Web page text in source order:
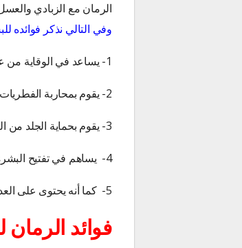
الرمان مع الزبادي
وفي التالي نذكر فوائده
1- يساعد في الوقاية من علامات التمدد والشيخوخة المبكرة.
2- يقوم بمحاربة الفطريات والإلتهابات الجلدية التى من الممكن أن تصيب البشرة.
3- يقوم بحماية الجلد من البقع والتجاعيد، ويعمل على معالجة الجروح والحروق.
4- يساهم في تفتيح البشرة والمحافظة على نضارتها.
5- كما أنه يحتوى على العديد من العناصر الغذائية التى تساهم في غلق المسام التي تكون واسعة.
فوائد الرمان